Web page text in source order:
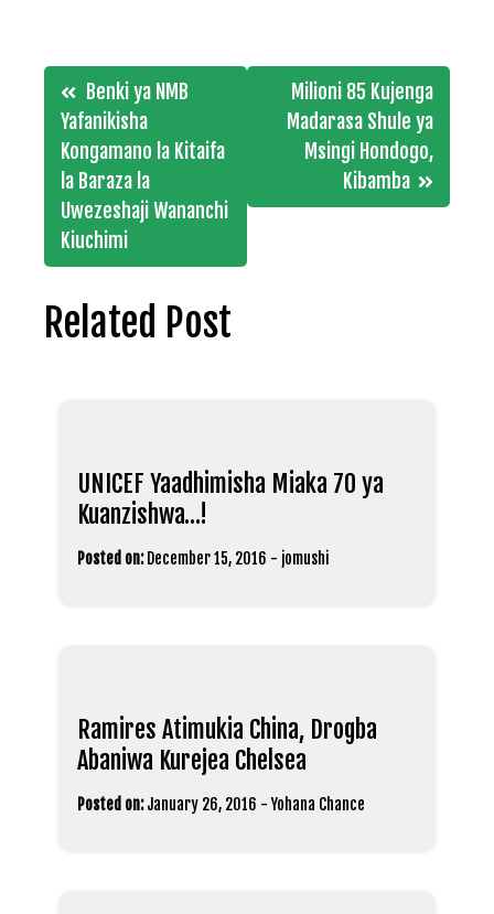
Post
navigation
Benki ya NMB
Yafanikisha
Kongamano la Kitaifa
la Baraza la
Uwezeshaji Wananchi
Kiuchimi
Milioni 85 Kujenga
Madarasa Shule ya
Msingi Hondogo,
Kibamba
Related Post
UNICEF Yaadhimisha Miaka 70 ya
Kuanzishwa…!
Posted on: December 15, 2016 - jomushi
Ramires Atimukia China, Drogba
Abaniwa Kurejea Chelsea
Posted on: January 26, 2016 - Yohana Chance